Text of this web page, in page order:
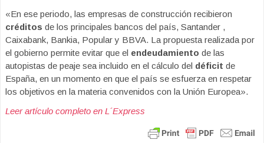
«En ese periodo, las empresas de construcción recibieron
créditos de los principales bancos del país, Santander ,
Caixabank, Bankia, Popular y BBVA. La propuesta realizada por
el gobierno permite evitar que el endeudamiento de las
autopistas de peaje sea incluido en el cálculo del déficit de
España, en un momento en que el país se esfuerza en respetar
los objetivos en la materia convenidos con la Unión Europea».
Leer artículo completo en L´Express